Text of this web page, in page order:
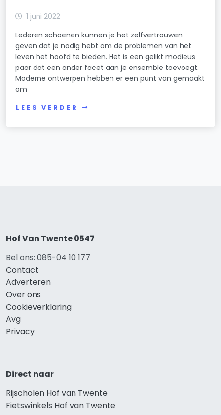
1 juni 2022
Lederen schoenen kunnen je het zelfvertrouwen
geven dat je nodig hebt om de problemen van het
leven het hoofd te bieden. Het is een gelikt modieus
paar dat een ander facet aan je ensemble toevoegt.
Moderne ontwerpen hebben er een punt van gemaakt
om
LEES VERDER
Hof Van Twente 0547
Bel ons: 085-04 10 177
Contact
Adverteren
Over ons
Cookieverklaring
Avg
Privacy
Direct naar
Rijscholen Hof van Twente
Fietswinkels Hof van Twente